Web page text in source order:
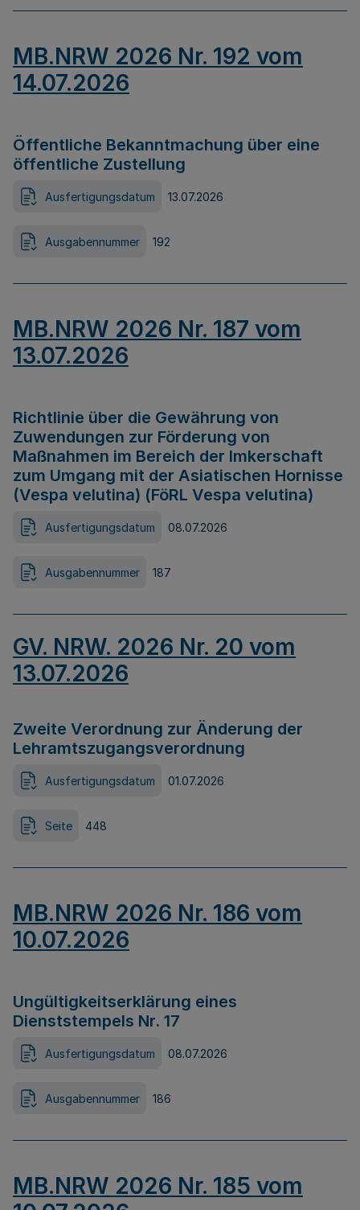
MB.NRW 2026 Nr. 192 vom
14.07.2026
Öffentliche Bekanntmachung über eine
öffentliche Zustellung
Ausfertigungsdatum 13.07.2026
Ausgabennummer 192
MB.NRW 2026 Nr. 187 vom
13.07.2026
Richtlinie über die Gewährung von
Zuwendungen zur Förderung von
Maßnahmen im Bereich der Imkerschaft
zum Umgang mit der Asiatischen Hornisse
(Vespa velutina) (FöRL Vespa velutina)
Ausfertigungsdatum 08.07.2026
Ausgabennummer 187
GV. NRW. 2026 Nr. 20 vom
13.07.2026
Zweite Verordnung zur Änderung der
Lehramtszugangsverordnung
Ausfertigungsdatum 01.07.2026
Seite 448
MB.NRW 2026 Nr. 186 vom
10.07.2026
Ungültigkeitserklärung eines
Dienststempels Nr. 17
Ausfertigungsdatum 08.07.2026
Ausgabennummer 186
MB.NRW 2026 Nr. 185 vom